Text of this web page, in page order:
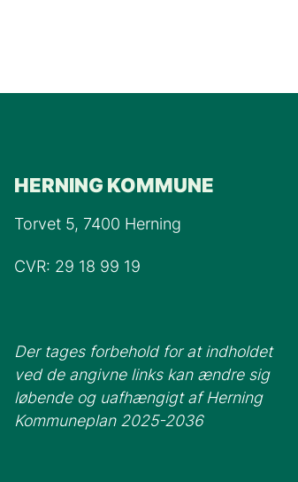
HERNING KOMMUNE
Torvet 5, 7400 Herning
CVR: 29 18 99 19
Der tages forbehold for at indholdet
ved de angivne links kan ændre sig
løbende og uafhængigt af Herning
Kommuneplan 2025-2036